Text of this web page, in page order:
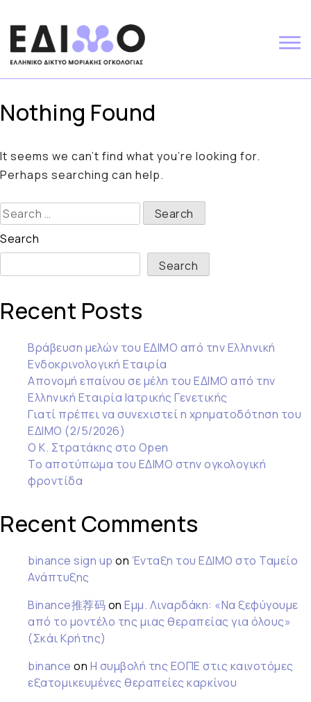
to
content
Nothing Found
It seems we can’t find what you’re looking for.
Perhaps searching can help.
Search
for:
Search
Search
Recent Posts
Βράβευση μελών του ΕΔΙΜΟ από την Ελληνική
Ενδοκρινολογική Εταιρία
Απονομή επαίνου σε μέλη του ΕΔΙΜΟ από την
Ελληνική Εταιρία Ιατρικής Γενετικής
Γιατί πρέπει να συνεχιστεί η χρηματοδότηση του
ΕΔΙΜΟ (2/5/2026)
Ο Κ. Στρατάκης στο Open
Το αποτύπωμα του ΕΔΙΜΟ στην ογκολογική
φροντίδα
Recent Comments
binance sign up on Ένταξη του ΕΔΙΜΟ στο Ταμείο
Ανάπτυξης
Binance推荐码on Εμμ. Λιναρδάκη: «Να ξεφύγουμε
από το μοντέλο της μιας θεραπείας για όλους»
(Σκάι Κρήτης)
binance on Η συμβολή της ΕΟΠΕ στις καινοτόμες
εξατομικευμένες θεραπείες καρκίνου